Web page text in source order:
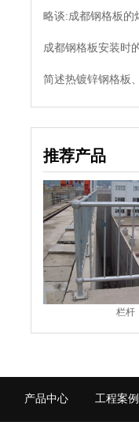
略谈:成都钢格板的
成都钢格板安装时
简述热镀锌钢格板
推荐产品
复合板
产品中心 工程案例